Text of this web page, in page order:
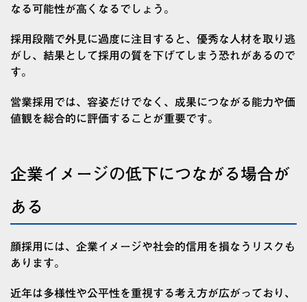
なる可能性が高くなるでしょう。
採用段階で外見に過度に注目すると、優秀な人材を取り逃
がし、結果として採用の質を下げてしまう恐れがあるので
す。
営業採用では、容姿だけでなく、成果につながる能力や価
値観を総合的に評価することが重要です。
企業イメージの低下につながる場合が
ある
顔採用には、企業イメージや社会的信用を損なうリスクも
あります。
近年は多様性や公平性を重視する考え方が広がっており、